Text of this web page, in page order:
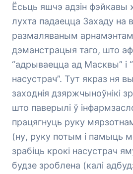
Ёсьць яшчэ адзін фэйкавы
лухта падаецца Захаду на
размаляваным
дэманстрацыя таго, што
“адрываецца ад Масквы” і
насустрач”. Тут якраз ня
заходнія дзяржчыноўнікі
што паверылі ў
працягнуць руку
(ну, руку потым і памыць
зрабіць крокі насустрач
будзе зроблена (калі